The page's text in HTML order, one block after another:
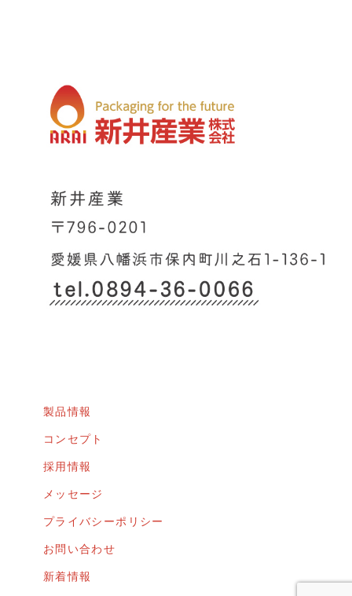
製品情報
コンセプト
採用情報
メッセージ
プライバシーポリシー
お問い合わせ
新着情報